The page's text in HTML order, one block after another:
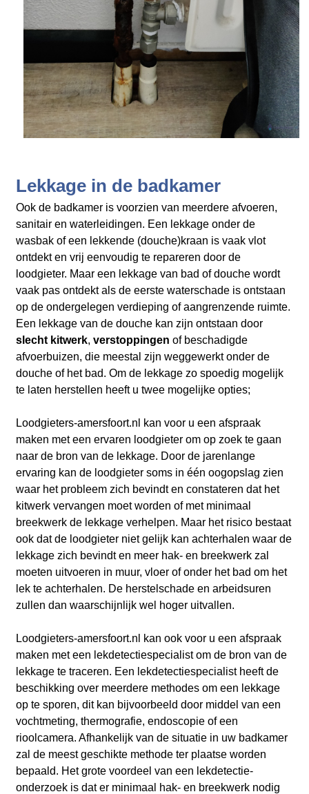
Lekkage in de badkamer
Ook de badkamer is voorzien van meerdere afvoeren,
sanitair en waterleidingen. Een lekkage onder de
wasbak of een lekkende (douche)kraan is vaak vlot
ontdekt en vrij eenvoudig te repareren door de
loodgieter. Maar een lekkage van bad of douche wordt
vaak pas ontdekt als de eerste waterschade is ontstaan
op de ondergelegen verdieping of aangrenzende ruimte.
Een lekkage van de douche kan zijn ontstaan door
slecht kitwerk, verstoppingen of beschadigde
afvoerbuizen, die meestal zijn weggewerkt onder de
douche of het bad. Om de lekkage zo spoedig mogelijk
te laten herstellen heeft u twee mogelijke opties;
Loodgieters-amersfoort.nl kan voor u een afspraak
maken met een ervaren loodgieter om op zoek te gaan
naar de bron van de lekkage. Door de jarenlange
ervaring kan de loodgieter soms in één oogopslag zien
waar het probleem zich bevindt en constateren dat het
kitwerk vervangen moet worden of met minimaal
breekwerk de lekkage verhelpen. Maar het risico bestaat
ook dat de loodgieter niet gelijk kan achterhalen waar de
lekkage zich bevindt en meer hak- en breekwerk zal
moeten uitvoeren in muur, vloer of onder het bad om het
lek te achterhalen. De herstelschade en arbeidsuren
zullen dan waarschijnlijk wel hoger uitvallen.
Loodgieters-amersfoort.nl kan ook voor u een afspraak
maken met een lekdetectiespecialist om de bron van de
lekkage te traceren. Een lekdetectiespecialist heeft de
beschikking over meerdere methodes om een lekkage
op te sporen, dit kan bijvoorbeeld door middel van een
vochtmeting, thermografie, endoscopie of een
rioolcamera. Afhankelijk van de situatie in uw badkamer
zal de meest geschikte methode ter plaatse worden
bepaald. Het grote voordeel van een lekdetectie-
onderzoek is dat er minimaal hak- en breekwerk nodig